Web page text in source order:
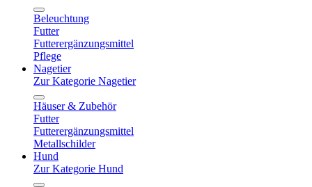
Beleuchtung
Futter
Futterergänzungsmittel
Pflege
Nagetier
Zur Kategorie Nagetier
Häuser & Zubehör
Futter
Futterergänzungsmittel
Metallschilder
Hund
Zur Kategorie Hund